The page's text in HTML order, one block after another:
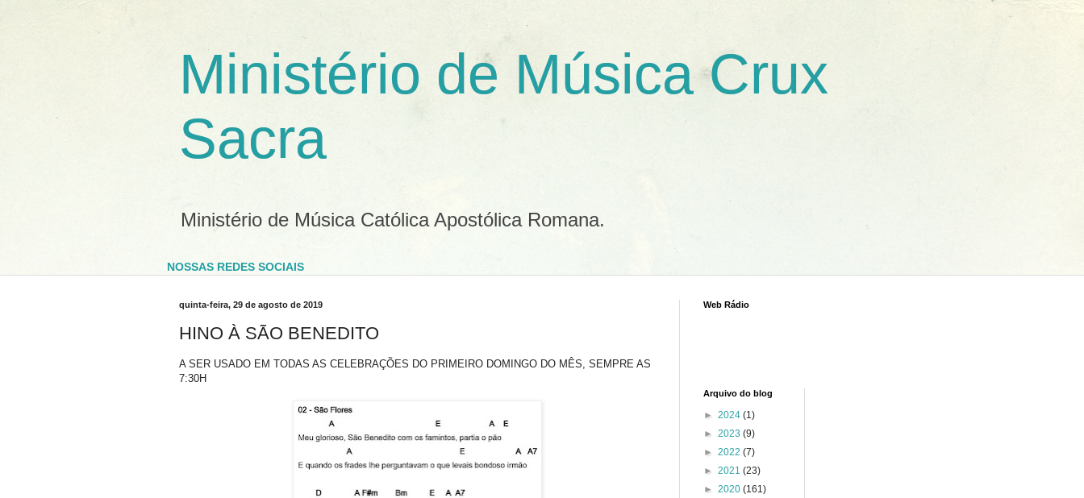
Ministério de Música Crux
Sacra
Ministério de Música Católica Apostólica Romana.
NOSSAS REDES SOCIAIS
quinta-feira, 29 de agosto de 2019
HINO À SÃO BENEDITO
A SER USADO EM TODAS AS CELEBRAÇÕES DO PRIMEIRO DOMINGO DO MÊS, SEMPRE AS
7:30H
Web Rádio
Arquivo do blog
► 2024 (1)
► 2023 (9)
► 2022 (7)
► 2021 (23)
► 2020 (161)